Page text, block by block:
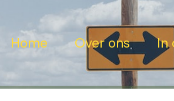
Home Over ons In